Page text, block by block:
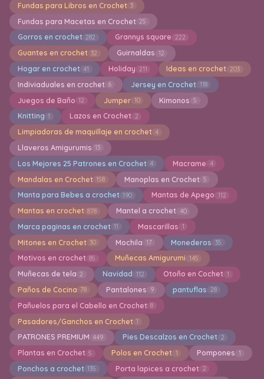
Fundas para Libros en Crochet 3
Fundas para Macetas en Crochet 25
Gorros en crochet 282 Grannys square 222
Guantes en crochet 32 Guirnaldas 12
Hogar en crochet 41 Holiday 211 Ideas en crochet 203
Indiviaduales en crochet 6 Jersey en Crochet 118
Juegos de Baño 12 Jumper 10 Kimonos 5
Knitting 1 Lazos en Crochet 2
Limpiadoras de maquillaje en crochet 4
Llaveros Amigurumis 13
Los Mejores 25 Patrones en Crochet 4 Macrame 4
Mandalas en Crochet 158 Manoplas en Crochet 5
Manta para Bebes a crochet 190 Mantas de Apego 112
Mantas en crochet 878 Mantel a crochet 40
Marca paginas en crochet 11 Mascarillas 1
Mitones en Crochet 30 Mochila 17 Monederos 35
Motivos en crochet 85 Muñecas Amigurumi 145
Muñecas de tela 2 Navidad 112 Otoño en Cochet 1
Paños de Cocina 78 Pantalones 9 pantuflas 28
Pañuelos para el Cabello en Crochet 8
Pasadores/Ganchos en Crochet 1
PATRONES PREMIUM 449 Pies Descalzos en Crochet 2
Plantas en Crochet 5 Polos en Crochet 1 Pompones 1
Ponchos a crochet 135 Porta lapices a crochet 2